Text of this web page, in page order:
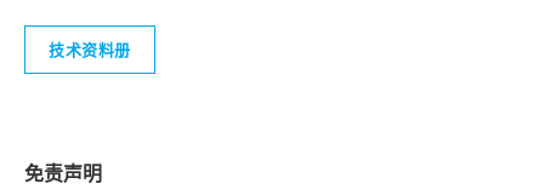
技术资料册
免责声明